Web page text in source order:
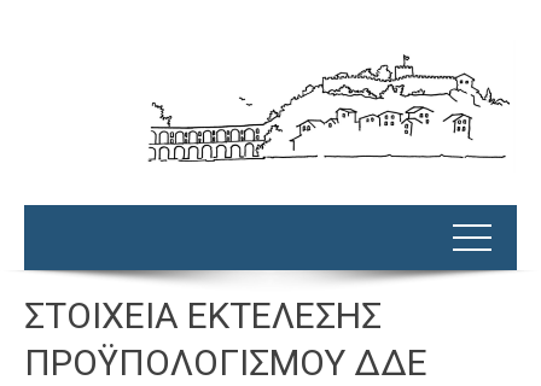
ΣΤΟΙΧΕΙΑ ΕΚΤΕΛΕΣΗΣ
ΠΡΟΫΠΟΛΟΓΙΣΜΟΥ ΔΔΕ